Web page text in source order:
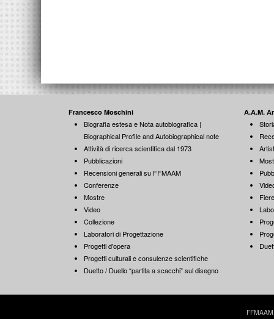
Francesco Moschini
Biografia estesa e Nota autobiografica |
Biographical Profile and Autobiographical note
Attività di ricerca scientifica dal 1973
Pubblicazioni
Recensioni generali su FFMAAM
Conferenze
Mostre
Video
Collezione
Laboratori di Progettazione
Progetti d'opera
Progetti culturali e consulenze scientifiche
Duetto / Duello “partita a scacchi” sul disegno
A.A.M.